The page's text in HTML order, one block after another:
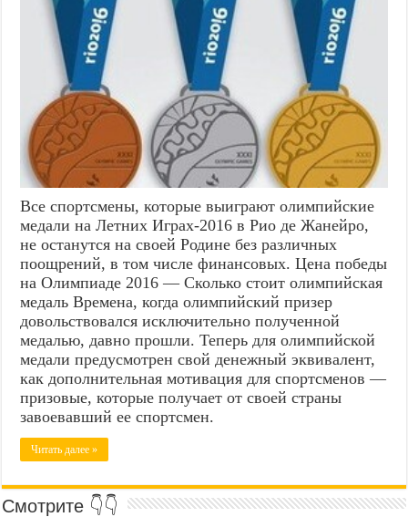
Все спортсмены, которые выиграют олимпийские
медали на Летних Играх-2016 в Рио де Жанейро,
не останутся на своей Родине без различных
поощрений, в том числе финансовых. Цена победы
на Олимпиаде 2016 — Сколько стоит олимпийская
медаль Времена, когда олимпийский призер
довольствовался исключительно полученной
медалью, давно прошли. Теперь для олимпийской
медали предусмотрен свой денежный эквивалент,
как дополнительная мотивация для спортсменов —
призовые, которые получает от своей страны
завоевавший ее спортсмен.
Читать далее »
Смотрите 👇👇